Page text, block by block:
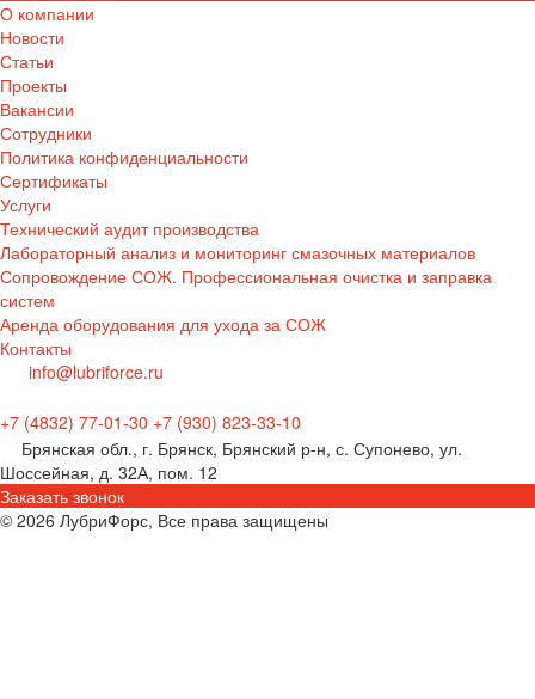
О компании
Новости
Статьи
Проекты
Вакансии
Сотрудники
Политика конфиденциальности
Сертификаты
Услуги
Технический аудит производства
Лабораторный анализ и мониторинг смазочных материалов
Сопровождение СОЖ. Профессиональная очистка и заправка
систем
Аренда оборудования для ухода за СОЖ
Контакты
info@lubriforce.ru
+7 (4832) 77-01-30 +7 (930) 823-33-10
Брянская обл., г. Брянск, Брянский р-н, с. Супонево, ул.
Шоссейная, д. 32А, пом. 12
Заказать звонок
© 2026 ЛубриФорс, Все права защищены